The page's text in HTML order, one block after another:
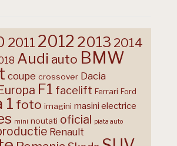
2011 2012 2013 2014
Audi auto BMW
coupe crossover Dacia
F1 facelift Ferrari Ford
1 foto imagini masini electrice
mini noutati oficial piata auto
Renault